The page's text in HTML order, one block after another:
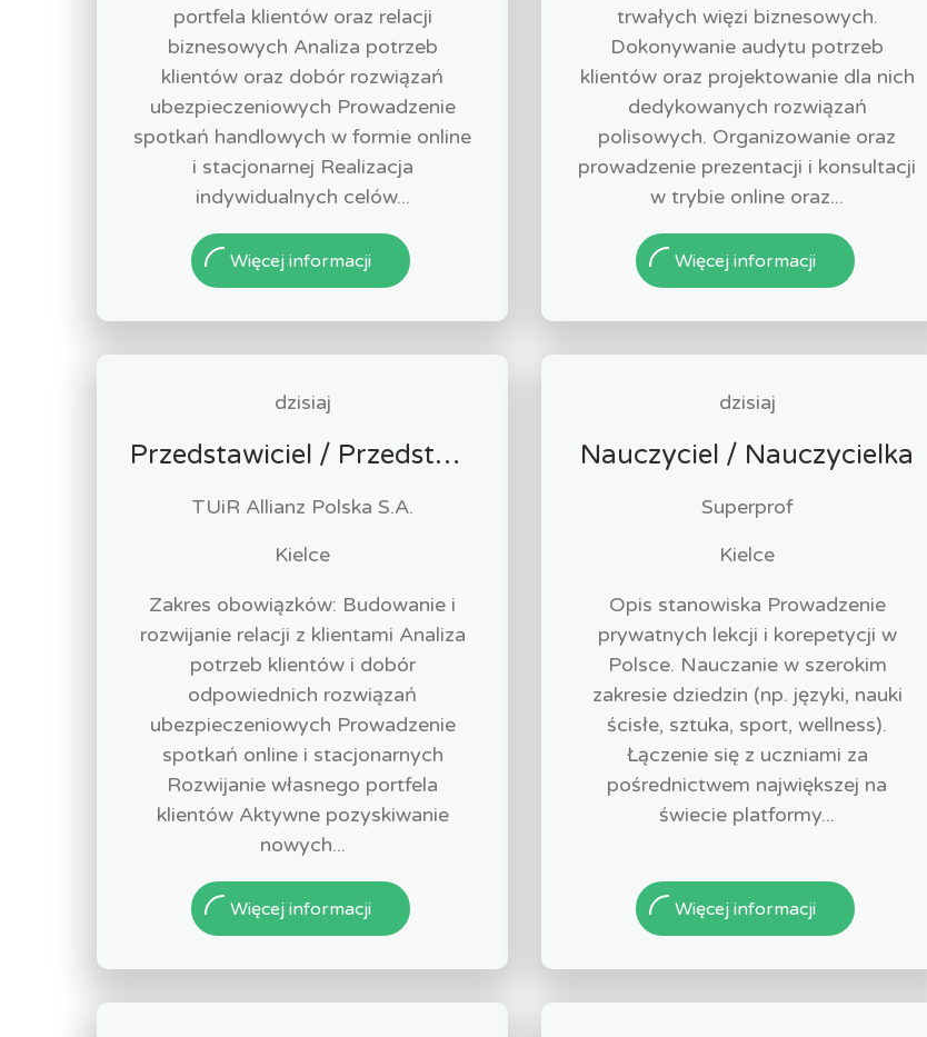
portfela klientów oraz relacji
biznesowych Analiza potrzeb
klientów oraz dobór rozwiązań
ubezpieczeniowych Prowadzenie
spotkań handlowych w formie online
i stacjonarnej Realizacja
indywidualnych celów...
Więcej informacji
trwałych więzi biznesowych.
Dokonywanie audytu potrzeb
klientów oraz projektowanie dla nich
dedykowanych rozwiązań
polisowych. Organizowanie oraz
prowadzenie prezentacji i konsultacji
w trybie online oraz...
Więcej informacji
dzisiaj
Przedstawiciel / Przedstawicielka ds. sprzedaży ubezpieczeń majątkowych
TUiR Allianz Polska S.A.
Kielce
Zakres obowiązków: Budowanie i
rozwijanie relacji z klientami Analiza
potrzeb klientów i dobór
odpowiednich rozwiązań
ubezpieczeniowych Prowadzenie
spotkań online i stacjonarnych
Rozwijanie własnego portfela
klientów Aktywne pozyskiwanie
nowych...
Więcej informacji
dzisiaj
Nauczyciel / Nauczycielka
Superprof
Kielce
Opis stanowiska Prowadzenie
prywatnych lekcji i korepetycji w
Polsce. Nauczanie w szerokim
zakresie dziedzin (np. języki, nauki
ścisłe, sztuka, sport, wellness).
Łączenie się z uczniami za
pośrednictwem największej na
świecie platformy...
Więcej informacji